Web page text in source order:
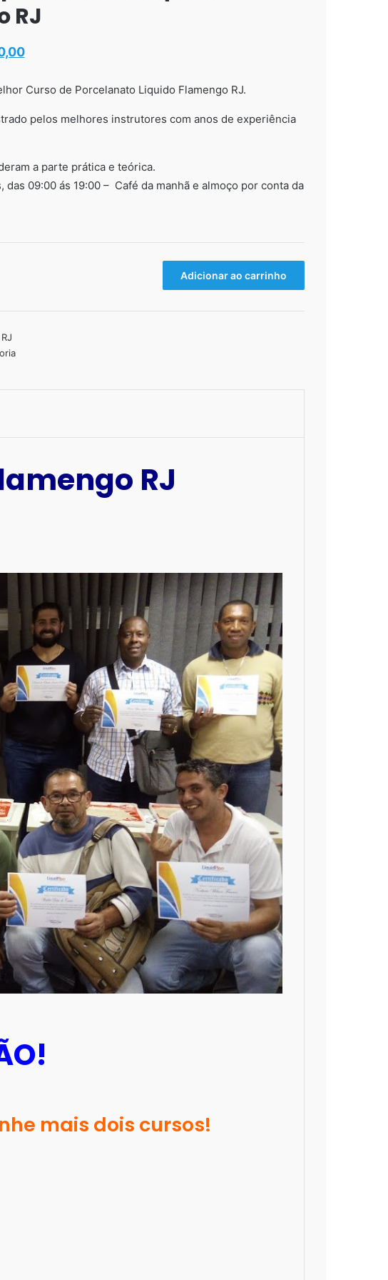
RJ
O
atual
é:
Curso de Porcelanato Liquido Flamengo RJ.
pelos melhores instrutores com anos de experiência
a parte prática e teórica.
das 09:00 ás 19:00 – Café da manhã e almoço por conta da
Adicionar ao carrinho
RJ
mais dois cursos!